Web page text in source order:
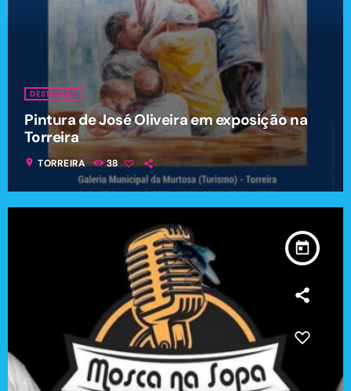
DESTAQUES
Pintura de José Oliveira em exposição na
Torreira
location_on TORREIRA 38
today